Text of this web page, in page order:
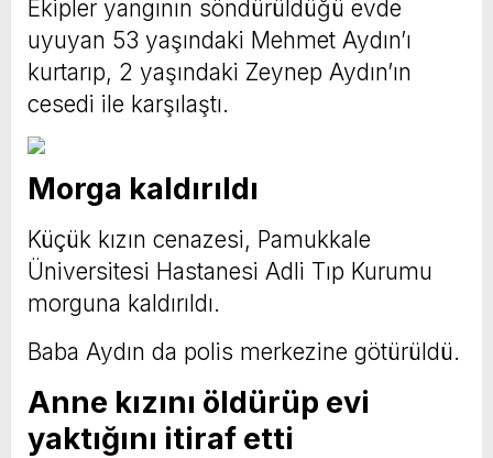
Ekipler yangının söndürüldüğü evde
uyuyan 53 yaşındaki Mehmet Aydın’ı
kurtarıp, 2 yaşındaki Zeynep Aydın’ın
cesedi ile karşılaştı.
Morga kaldırıldı
Küçük kızın cenazesi, Pamukkale
Üniversitesi Hastanesi Adli Tıp Kurumu
morguna kaldırıldı.
Baba Aydın da polis merkezine götürüldü.
Anne kızını öldürüp evi
yaktığını itiraf etti